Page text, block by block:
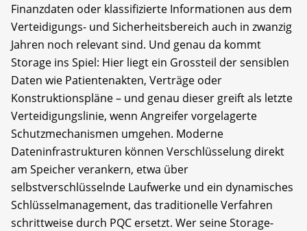
Finanzdaten oder klassifizierte Informationen aus dem
Verteidigungs- und Sicherheitsbereich auch in zwanzig
Jahren noch relevant sind. Und genau da kommt
Storage ins Spiel: Hier liegt ein Grossteil der sensiblen
Daten wie Patientenakten, Verträge oder
Konstruktionspläne – und genau dieser greift als letzte
Verteidigungslinie, wenn Angreifer vorgelagerte
Schutzmechanismen umgehen. Moderne
Dateninfrastrukturen können Verschlüsselung direkt
am Speicher verankern, etwa über
selbstverschlüsselnde Laufwerke und ein dynamisches
Schlüsselmanagement, das traditionelle Verfahren
schrittweise durch PQC ersetzt. Wer seine Storage-